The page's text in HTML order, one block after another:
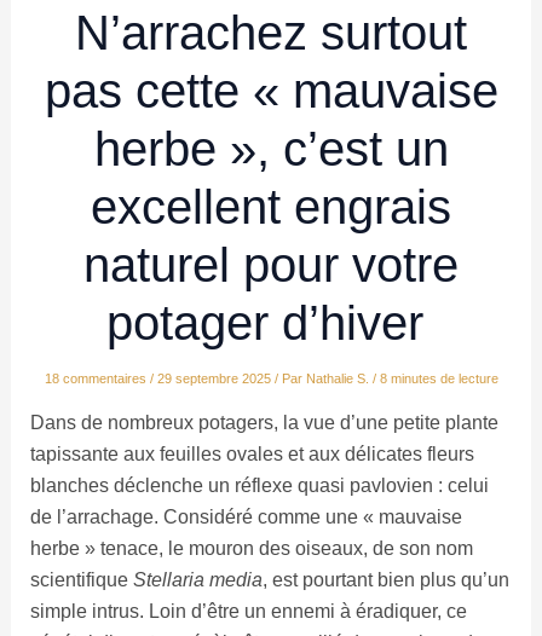
N’arrachez surtout
pas cette « mauvaise
herbe », c’est un
excellent engrais
naturel pour votre
potager d’hiver
18 commentaires / 29 septembre 2025 / Par Nathalie S. / 8 minutes de lecture
Dans de nombreux potagers, la vue d’une petite plante
tapissante aux feuilles ovales et aux délicates fleurs
blanches déclenche un réflexe quasi pavlovien : celui
de l’arrachage. Considéré comme une « mauvaise
herbe » tenace, le mouron des oiseaux, de son nom
scientifique Stellaria media, est pourtant bien plus qu’un
simple intrus. Loin d’être un ennemi à éradiquer, ce